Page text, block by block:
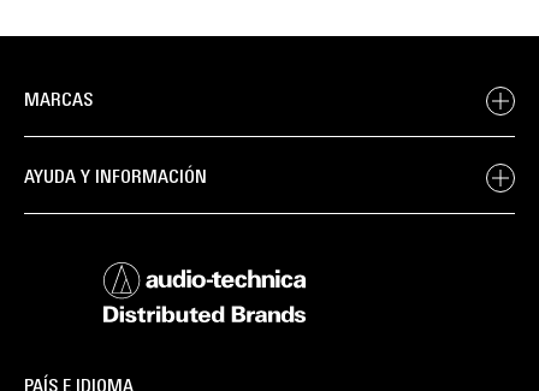
MARCAS
AYUDA Y INFORMACIÓN